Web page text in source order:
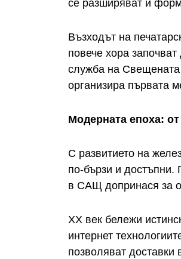
се разширяват и
Възходът на
повече хора
служба на Свещената
организира първата
Модерната епоха:
С развитието на
по-бързи и достъпни.
в САЩ допринася за
XX век бележи
интернет
позволяват доставки